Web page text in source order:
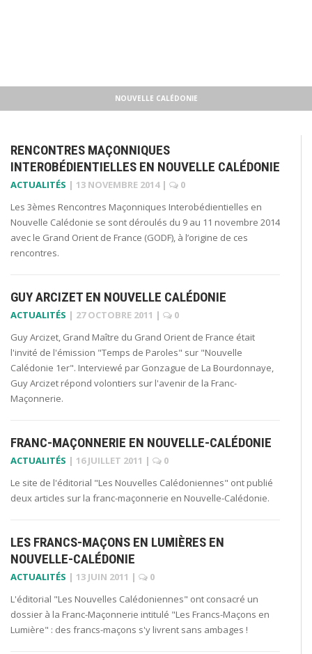
NOUVELLE CALÉDONIE
RENCONTRES MAÇONNIQUES
INTEROBÉDIENTIELLES EN NOUVELLE CALÉDONIE
ACTUALITÉS | 13 NOVEMBRE 2014 |
0
Les 3èmes Rencontres Maçonniques Interobédientielles en
Nouvelle Calédonie se sont déroulés du 9 au 11 novembre 2014
avec le Grand Orient de France (GODF), à l’origine de ces
rencontres.
GUY ARCIZET EN NOUVELLE CALÉDONIE
ACTUALITÉS | 27 OCTOBRE 2011 |
0
Guy Arcizet, Grand Maître du Grand Orient de France était
l'invité de l'émission "Temps de Paroles" sur "Nouvelle
Calédonie 1er". Interviewé par Gonzague de La Bourdonnaye,
Guy Arcizet répond volontiers sur l'avenir de la Franc-
Maçonnerie.
FRANC-MAÇONNERIE EN NOUVELLE-CALÉDONIE
ACTUALITÉS | 16 JUILLET 2011 |
0
Le site de l'éditorial "Les Nouvelles Calédoniennes" ont publié
deux articles sur la franc-maçonnerie en Nouvelle-Calédonie.
LES FRANCS-MAÇONS EN LUMIÈRES EN
NOUVELLE-CALÉDONIE
ACTUALITÉS | 13 JUIN 2011 |
0
L'éditorial "Les Nouvelles Calédoniennes" ont consacré un
dossier à la Franc-Maçonnerie intitulé "Les Francs-Maçons en
Lumière" : des francs-maçons s'y livrent sans ambages !